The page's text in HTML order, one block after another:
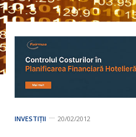
INVESTIȚII 20/02/2012